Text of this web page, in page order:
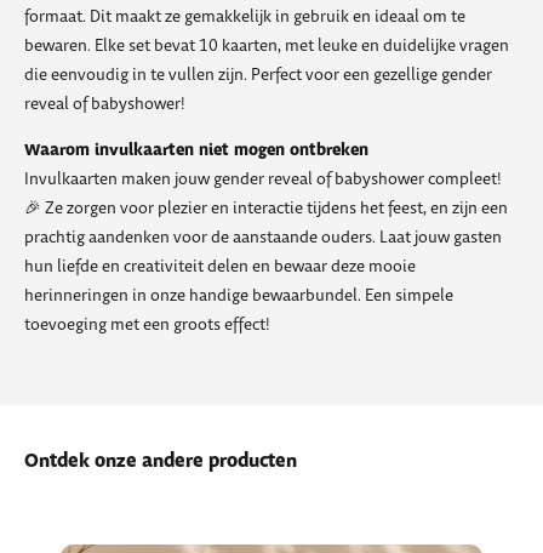
formaat. Dit maakt ze gemakkelijk in gebruik en ideaal om te
bewaren. Elke set bevat 10 kaarten, met leuke en duidelijke vragen
die eenvoudig in te vullen zijn. Perfect voor een gezellige gender
reveal of babyshower!
Waarom invulkaarten niet mogen ontbreken
Invulkaarten maken jouw gender reveal of babyshower compleet!
🎉 Ze zorgen voor plezier en interactie tijdens het feest, en zijn een
prachtig aandenken voor de aanstaande ouders. Laat jouw gasten
hun liefde en creativiteit delen en bewaar deze mooie
herinneringen in onze handige bewaarbundel. Een simpele
toevoeging met een groots effect!
Ontdek onze andere producten